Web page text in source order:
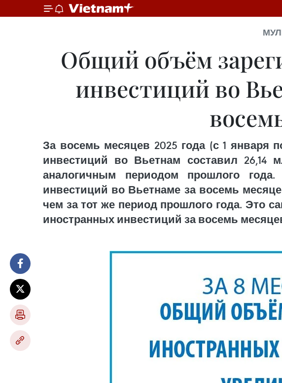
Общий объём
инвестиций во
За восемь месяцев 2025 года (с 1 января
инвестиций во Вьетнам составил
аналогичным периодом прошлого
инвестиций во Вьетнаме за восемь
чем за тот же период прошлого года. Это
иностранных инвестиций за восемь